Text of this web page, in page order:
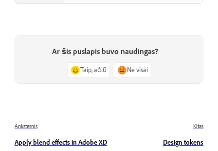
Ar šis puslapis buvo naudingas?
Taip, ačiū Ne visai
Ankstesnis
Apply blend effects in Adobe XD
Kitas
Design tokens